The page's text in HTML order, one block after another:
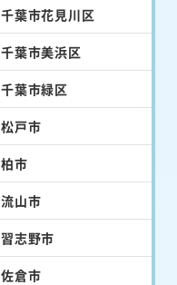
千葉市花見川区
千葉市美浜区
千葉市緑区
松戸市
柏市
流山市
習志野市
佐倉市